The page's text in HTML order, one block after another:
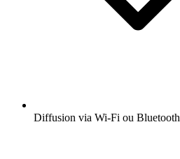
Diffusion via Wi-Fi ou Bluetooth